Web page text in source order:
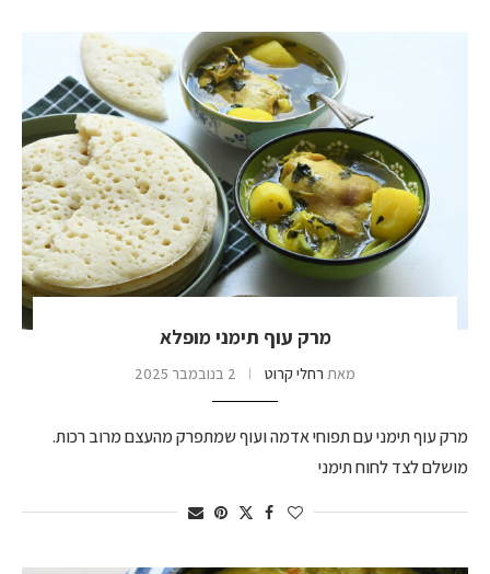
מרק עוף תימני מופלא
מאת רחלי קרוט 2 בנובמבר 2025
מרק עוף תימני עם תפוחי אדמה ועוף שמתפרק מהעצם מרוב רכות.
מושלם לצד לחוח תימני